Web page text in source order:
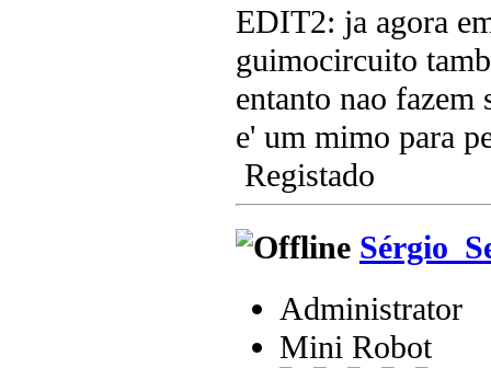
EDIT2: ja agora
guimocircuito
entanto nao
e' um mimo para
Registado
Administrator
Mini Robot